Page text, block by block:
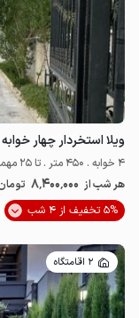
ویلا استخردار چهار
4 خوابه . 450 متر . تا 25 مهمان
هر شب از 8٬400٬000
5% تخفیف از 4 شب
2 اقامتگاه